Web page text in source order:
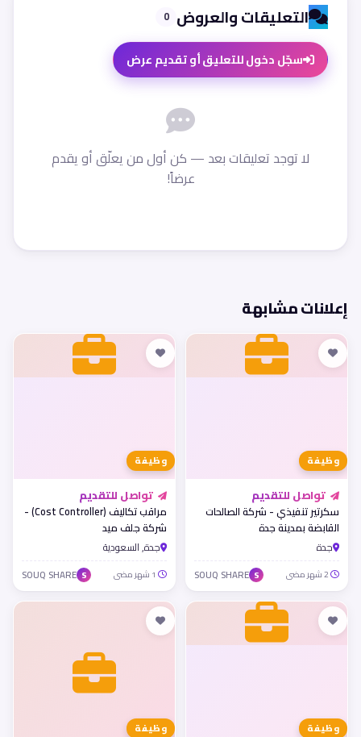
التعليقات والعروض 0
سجّل دخول للتعليق أو تقديم عرض
لا توجد تعليقات بعد — كن أول من يعلّق أو يقدم
عرضاً!
إعلانات مشابهة
وظيفة
تواصل للتقديم
سكرتير تنفيذي - شركة الصالحات
القابضة بمدينة جدة
جدة
S
SOUQ SHARE
وظيفة
تواصل للتقديم
مراقب تكاليف (Cost Controller) -
شركة جلف ميد
جدة, السعودية
S
SOUQ SHARE
وظيفة وظيفة